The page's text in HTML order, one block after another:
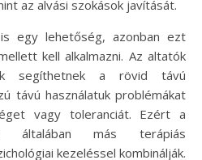
az alvási szokások javítását.
egy lehetőség, azonban ezt
kell alkalmazni. Az altatók
segíthetnek a rövid távú
távú használatuk problémákat
vagy toleranciát. Ezért a
általában más terápiás
kezeléssel kombinálják.